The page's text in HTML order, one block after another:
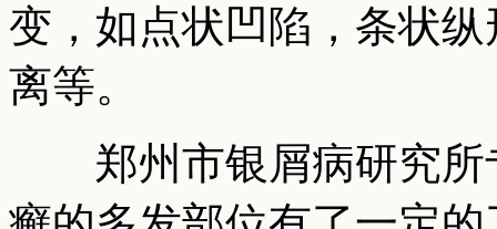
变，如点状凹陷，条状
离等。
郑州市银屑病研究所